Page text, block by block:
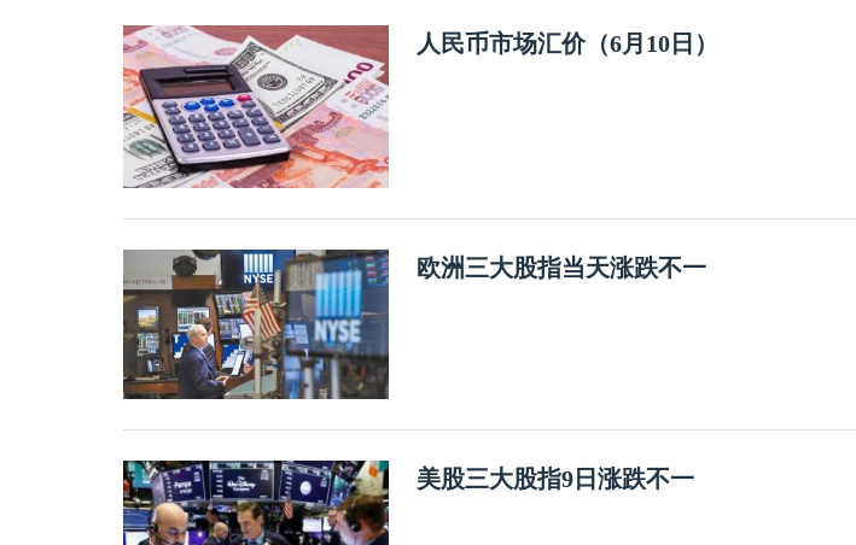
人民币市场汇价（6月10日）
欧洲三大股指当天涨跌不一
美股三大股指9日涨跌不一